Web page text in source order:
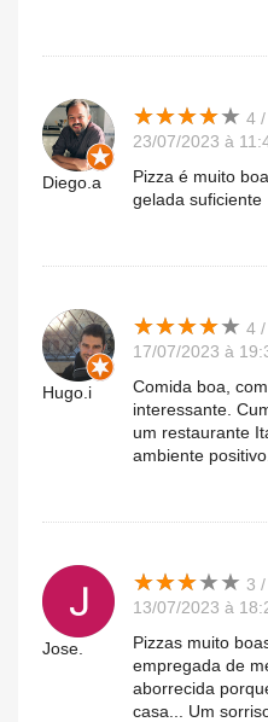
Diego.a
★★★★★
★★★★★ 4 /
23/07/2023 à
Pizza é muito
gelada suficiente
Hugo.i
★★★★★
★★★★★ 4 /
17/07/2023 à
Comida boa,
interessante.
um restaurante
ambiente positivo.
Jose.
★★★★★
★★★★★ 3
13/07/2023 à
Pizzas muito
empregada de
aborrecida
casa... Um